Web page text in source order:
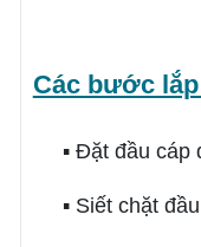
Các bước
▪ Đặt đầu
▪ Siết chặt